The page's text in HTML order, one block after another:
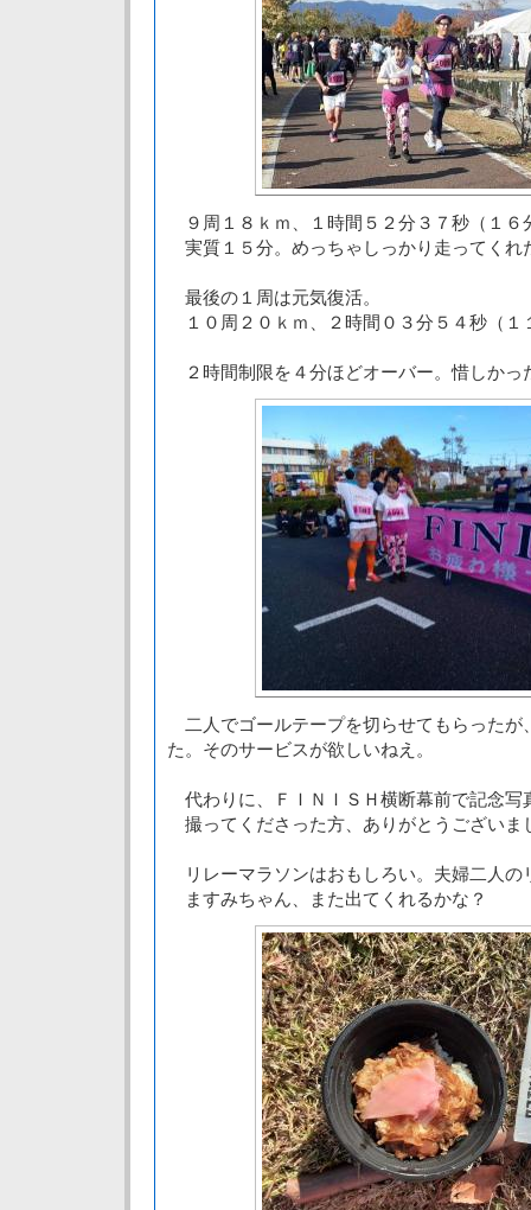
９周１８ｋｍ、１時間５２分３７秒（１６
実質１５分。めっちゃしっかり走ってくれ
最後の１周は元気復活。
１０周２０ｋｍ、２時間０３分５４秒（１
２時間制限を４分ほどオーバー。惜しかっ
二人でゴールテープを切らせてもらったが
た。そのサービスが欲しいねえ。
代わりに、ＦＩＮＩＳＨ横断幕前で記念写
撮ってくださった方、ありがとうございま
リレーマラソンはおもしろい。夫婦二人の
ますみちゃん、また出てくれるかな？